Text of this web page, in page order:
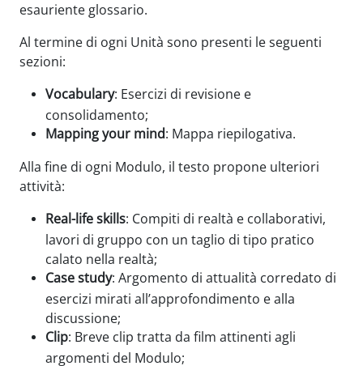
esauriente glossario.
Al termine di ogni Unità sono presenti le seguenti
sezioni:
Vocabulary: Esercizi di revisione e
consolidamento;
Mapping your mind: Mappa riepilogativa.
Alla fine di ogni Modulo, il testo propone ulteriori
attività:
Real-life skills: Compiti di realtà e collaborativi,
lavori di gruppo con un taglio di tipo pratico
calato nella realtà;
Case study: Argomento di attualità corredato di
esercizi mirati all’approfondimento e alla
discussione;
Clip: Breve clip tratta da film attinenti agli
argomenti del Modulo;